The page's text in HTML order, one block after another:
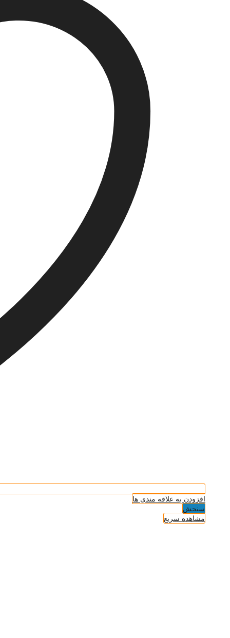
افزودن به علاقه مندی ها
سنجش
مشاهده سریع